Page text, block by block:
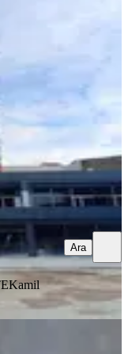
(Zemin)
Kamil
Ara
Yolu'nda